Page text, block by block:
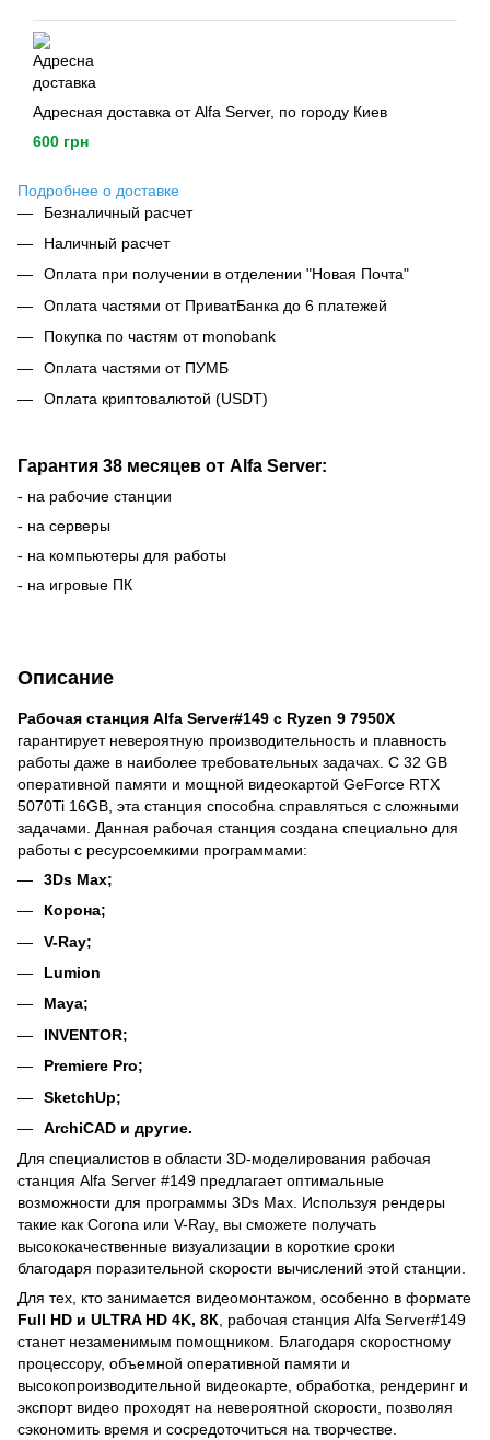
Адресная доставка от Alfa Server, по городу Киев
600 грн
Подробнее о доставке
Безналичный расчет
Наличный расчет
Оплата при получении в отделении "Новая Почта"
Оплата частями от ПриватБанка до 6 платежей
Покупка по частям от monobank
Оплата частями от ПУМБ
Оплата криптовалютой (USDT)
Гарантия 38 месяцев от Alfa Server:
- на рабочие станции
- на серверы
- на компьютеры для работы
- на игровые ПК
Описание
Рабочая станция Alfa Server#149 с Ryzen 9 7950X
гарантирует невероятную производительность и плавность
работы даже в наиболее требовательных задачах. С 32 GB
оперативной памяти и мощной видеокартой GeForce RTX
5070Ti 16GB, эта станция способна справляться с сложными
задачами. Данная рабочая станция создана специально для
работы с ресурсоемкими программами:
3Ds Max;
Корона;
V-Ray;
Lumion
Maya;
INVENTOR;
Premiere Pro;
SketchUp;
ArchiCAD и другие.
Для специалистов в области 3D-моделирования рабочая
станция Alfa Server #149 предлагает оптимальные
возможности для программы 3Ds Max. Используя рендеры
такие как Corona или V-Ray, вы сможете получать
высококачественные визуализации в короткие сроки
благодаря поразительной скорости вычислений этой станции.
Для тех, кто занимается видеомонтажом, особенно в формате
Full HD и ULTRA HD 4K, 8К, рабочая станция Alfa Server#149
станет незаменимым помощником. Благодаря скоростному
процессору, объемной оперативной памяти и
высокопроизводительной видеокарте, обработка, рендеринг и
экспорт видео проходят на невероятной скорости, позволяя
сэкономить время и сосредоточиться на творчестве.